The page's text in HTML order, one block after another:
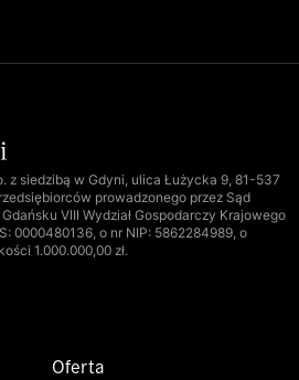
z siedzibą w Gdyni, ulica Łużycka 9, 81-537
prowadzonego przez Sąd
VIII Wydział Gospodarczy Krajowego
0000480136, o nr NIP: 5862284989, o
1.000.000,00 zł.
Oferta